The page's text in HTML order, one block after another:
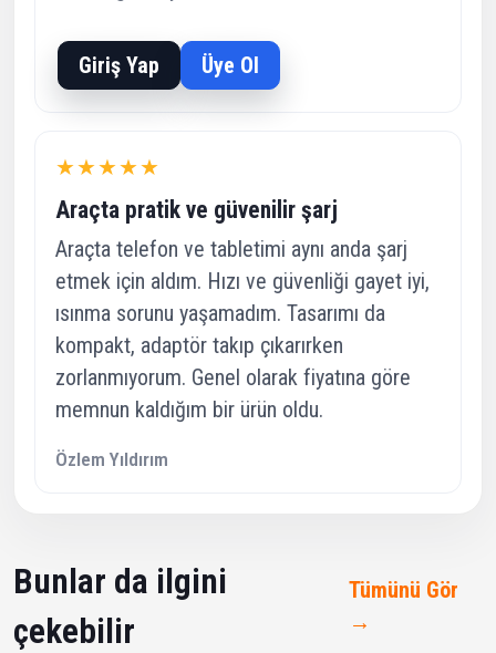
Giriş Yap Üye Ol
★★★★★
Araçta pratik ve güvenilir şarj
Araçta telefon ve tabletimi aynı anda şarj
etmek için aldım. Hızı ve güvenliği gayet iyi,
ısınma sorunu yaşamadım. Tasarımı da
kompakt, adaptör takıp çıkarırken
zorlanmıyorum. Genel olarak fiyatına göre
memnun kaldığım bir ürün oldu.
Özlem Yıldırım
Bunlar da ilgini
çekebilir
Tümünü Gör
→